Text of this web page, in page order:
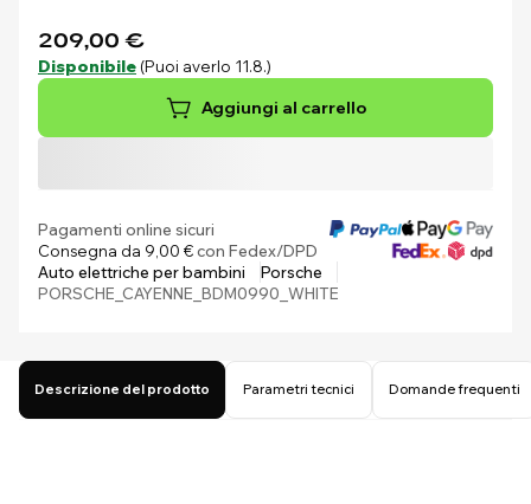
209,00 €
Disponibile (Puoi averlo 11.8.)
Aggiungi al carrello
Pagamenti online sicuri
Consegna da 9,00 €con Fedex/DPD
Auto elettriche per bambini
Porsche
PORSCHE_CAYENNE_BDM0990_WHITE
Descrizione del prodotto Parametri tecnici Domande frequenti